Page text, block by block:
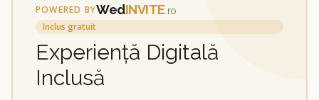
POWERED BYWedINVITE .ro
Inclus gratuit
Experiență Digitală
Inclusă